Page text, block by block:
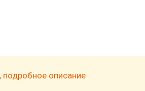
, подробное описание